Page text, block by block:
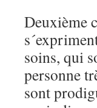
Deuxième
soins, qui
personne
sont